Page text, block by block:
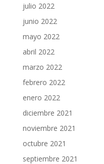
julio 2022
junio 2022
mayo 2022
abril 2022
marzo 2022
febrero 2022
enero 2022
diciembre 2021
noviembre 2021
octubre 2021
septiembre 2021